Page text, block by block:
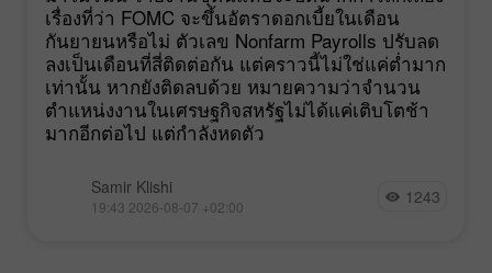
เรื่องที่ว่า FOMC จะขึ้นอัตราดอกเบี้ยในเดือน
กันยายนหรือไม่ ตัวเลข Nonfarm Payrolls ปรับลด
ลงเป็นเดือนที่สี่ติดต่อกัน แต่คราวนี้ไม่ใช่แค่ต่ำมาก
เท่านั้น หากยังติดลบด้วย หมายความว่าจำนวน
ตำแหน่งงานในเศรษฐกิจสหรัฐไม่ได้แค่เติบโตช้า
มากอีกต่อไป แต่กำลังหดตัว
Samir Klishi
19:43 2026-08-07 +02:00 1243